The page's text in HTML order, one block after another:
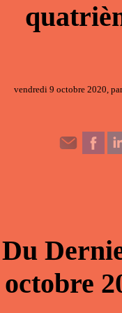
vendredi 9 octobre 2020,
Du
octobre